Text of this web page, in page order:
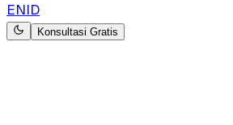
ENID
Konsultasi Gratis